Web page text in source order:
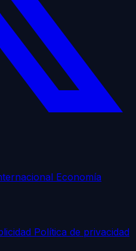
Economía
Política de privacidad